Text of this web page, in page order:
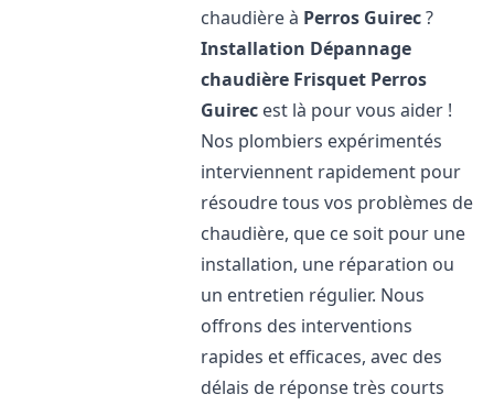
chaudière à Perros Guirec?
Installation Dépannage
chaudière Frisquet Perros
Guirec est là pour vous aider !
Nos plombiers expérimentés
interviennent rapidement pour
résoudre tous vos problèmes de
chaudière, que ce soit pour une
installation, une réparation ou
un entretien régulier. Nous
offrons des interventions
rapides et efficaces, avec des
délais de réponse très courts